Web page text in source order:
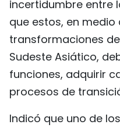
incertidumbre entre
que estos, en
transformaciones
Sudeste Asiático,
funciones, adquirir
procesos de
Indicó que uno de